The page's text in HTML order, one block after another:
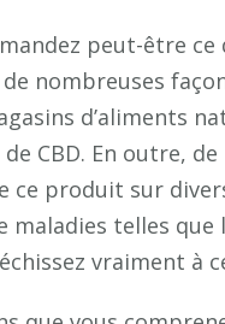
peut-être ce
nombreuses
d’aliments
CBD. En outre,
ce produit sur
telles que
vraiment à